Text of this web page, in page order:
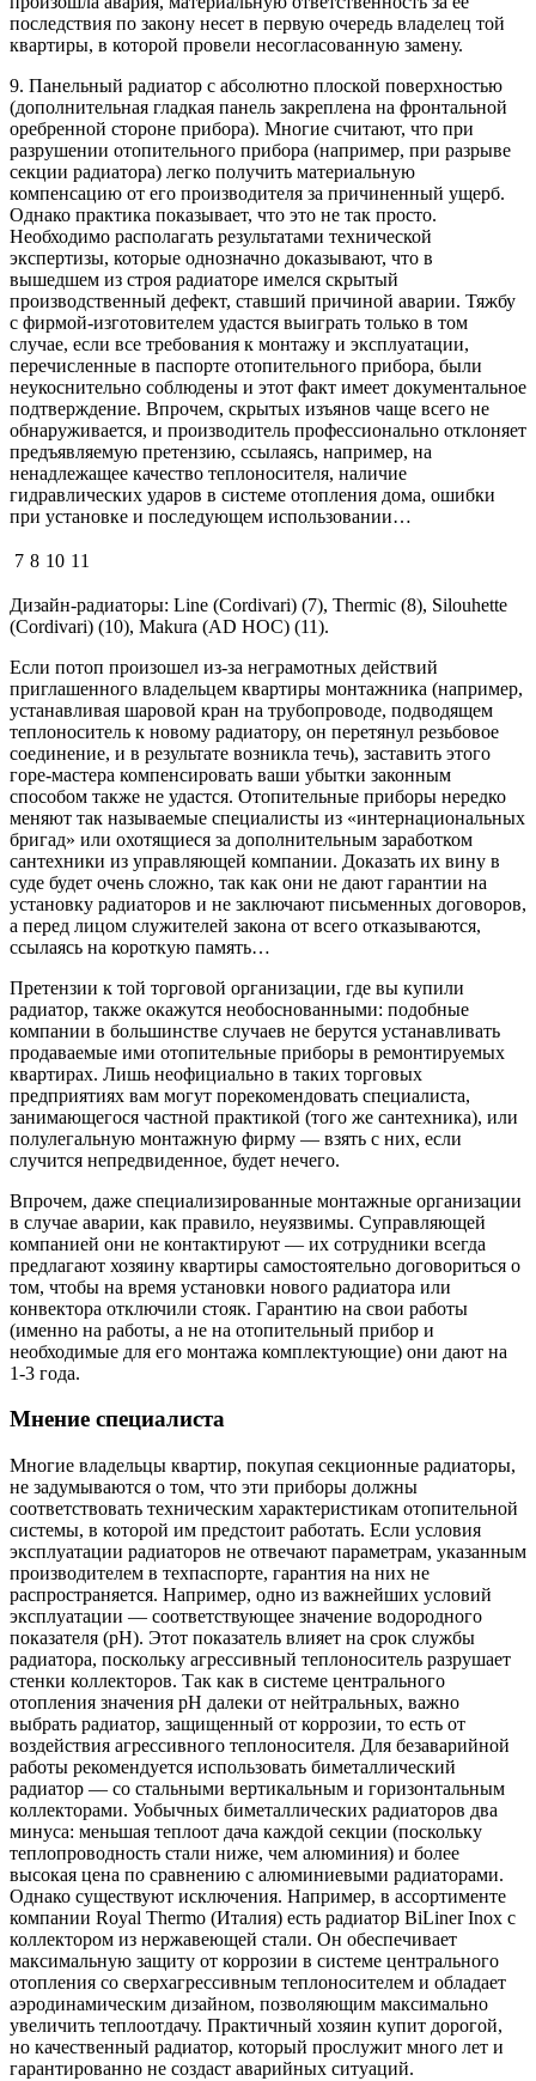
последствия по закону несет в первую очередь владелец той
квартиры, в которой провели несогласованную замену.
9. Панельный радиатор с абсолютно плоской поверхностью
(дополнительная гладкая панель закреплена на фронтальной
оребренной стороне прибора). Многие считают, что при
разрушении отопительного прибора (например, при разрыве
секции радиатора) легко получить материальную
компенсацию от его производителя за причиненный ущерб.
Однако практика показывает, что это не так просто.
Необходимо располагать результатами технической
экспертизы, которые однозначно доказывают, что в
вышедшем из строя радиаторе имелся скрытый
производственный дефект, ставший причиной аварии. Тяжбу
с фирмой-изготовителем удастся выиграть только в том
случае, если все требования к монтажу и эксплуатации,
перечисленные в паспорте отопительного прибора, были
неукоснительно соблюдены и этот факт имеет документальное
подтверждение. Впрочем, скрытых изъянов чаще всего не
обнаруживается, и производитель профессионально отклоняет
предъявляемую претензию, ссылаясь, например, на
ненадлежащее качество теплоносителя, наличие
гидравлических ударов в системе отопления дома, ошибки
при установке и последующем использовании…
7 8 10 11
Дизайн-радиаторы: Line (Cordivari) (7), Thermic (8), Silouhette
(Cordivari) (10), Makura (AD HOC) (11).
Если потоп произошел из-за неграмотных действий
приглашенного владельцем квартиры монтажника (например,
устанавливая шаровой кран на трубопроводе, подводящем
теплоноситель к новому радиатору, он перетянул резьбовое
соединение, и в результате возникла течь), заставить этого
горе-мастера компенсировать ваши убытки законным
способом также не удастся. Отопительные приборы нередко
меняют так называемые специалисты из «интернациональных
бригад» или охотящиеся за дополнительным заработком
сантехники из управляющей компании. Доказать их вину в
суде будет очень сложно, так как они не дают гарантии на
установку радиаторов и не заключают письменных договоров,
а перед лицом служителей закона от всего отказываются,
ссылаясь на короткую память…
Претензии к той торговой организации, где вы купили
радиатор, также окажутся необоснованными: подобные
компании в большинстве случаев не берутся устанавливать
продаваемые ими отопительные приборы в ремонтируемых
квартирах. Лишь неофициально в таких торговых
предприятиях вам могут порекомендовать специалиста,
занимающегося частной практикой (того же сантехника), или
полулегальную монтажную фирму — взять с них, если
случится непредвиденное, будет нечего.
Впрочем, даже специализированные монтажные организации
в случае аварии, как правило, неуязвимы. Суправляющей
компанией они не контактируют — их сотрудники всегда
предлагают хозяину квартиры самостоятельно договориться о
том, чтобы на время установки нового радиатора или
конвектора отключили стояк. Гарантию на свои работы
(именно на работы, а не на отопительный прибор и
необходимые для его монтажа комплектующие) они дают на
1-3 года.
Мнение специалиста
Многие владельцы квартир, покупая секционные радиаторы,
не задумываются о том, что эти приборы должны
соответствовать техническим характеристикам отопительной
системы, в которой им предстоит работать. Если условия
эксплуатации радиаторов не отвечают параметрам, указанным
производителем в техпаспорте, гарантия на них не
распространяется. Например, одно из важнейших условий
эксплуатации — соответствующее значение водородного
показателя (pH). Этот показатель влияет на срок службы
радиатора, поскольку агрессивный теплоноситель разрушает
стенки коллекторов. Так как в системе центрального
отопления значения pH далеки от нейтральных, важно
выбрать радиатор, защищенный от коррозии, то есть от
воздействия агрессивного теплоносителя. Для безаварийной
работы рекомендуется использовать биметаллический
радиатор — со стальными вертикальным и горизонтальным
коллекторами. Уобычных биметаллических радиаторов два
минуса: меньшая теплоот дача каждой секции (поскольку
теплопроводность стали ниже, чем алюминия) и более
высокая цена по сравнению с алюминиевыми радиаторами.
Однако существуют исключения. Например, в ассортименте
компании Royal Thermo (Италия) есть радиатор BiLiner Inox с
коллектором из нержавеющей стали. Он обеспечивает
максимальную защиту от коррозии в системе центрального
отопления со сверхагрессивным теплоносителем и обладает
аэродинамическим дизайном, позволяющим максимально
увеличить теплоотдачу. Практичный хозяин купит дорогой,
но качественный радиатор, который прослужит много лет и
гарантированно не создаст аварийных ситуаций.